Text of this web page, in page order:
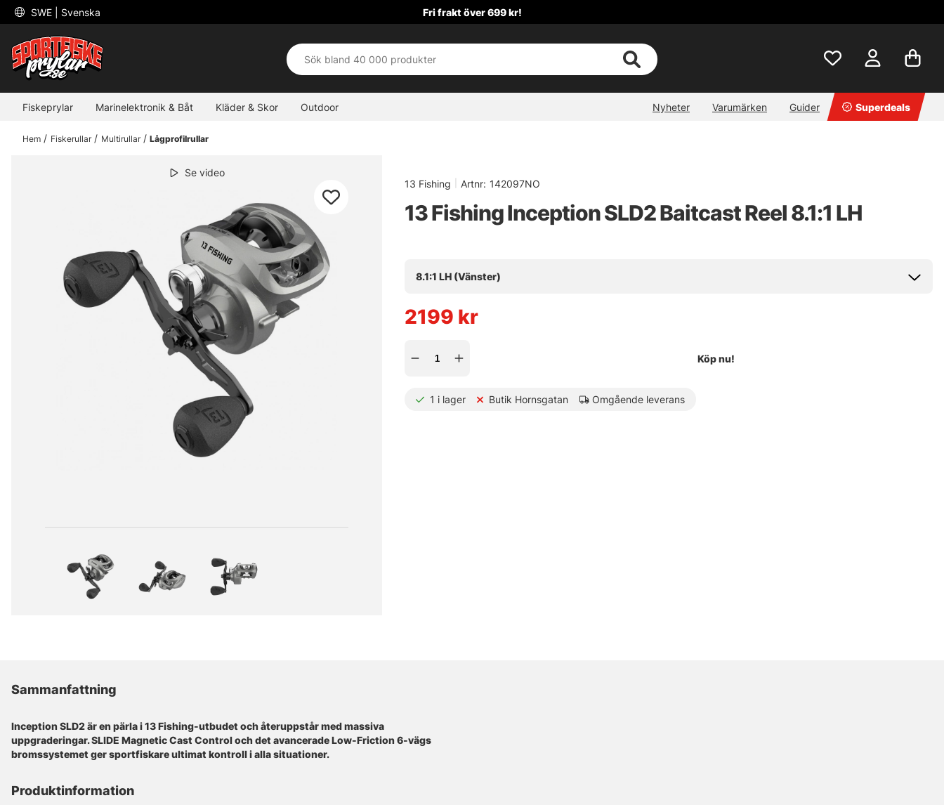
SWE | Svenska Fri frakt över 699 kr!
Fiskeprylar Marinelektronik & Båt Kläder & Skor Outdoor Nyheter Varumärken Guider Superdeals
Hem Fiskerullar Multirullar Lågprofilrullar
Se video
13 Fishing
Artnr: 142097NO
13 Fishing Inception SLD2 Baitcast Reel 8.1:1 LH
8.1:1 LH (Vänster)
2199 kr
Köp nu!
1 i lager Butik Hornsgatan Omgående leverans
Sammanfattning
Inception SLD2 är en pärla i 13 Fishing-utbudet och återuppstår med massiva
uppgraderingar. SLIDE Magnetic Cast Control och det avancerade Low-Friction 6-vägs
bromssystemet ger sportfiskare ultimat kontroll i alla situationer.
Produktinformation